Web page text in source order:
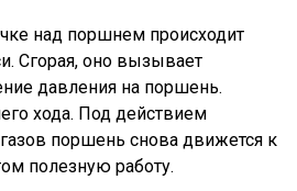
над поршнем происходит
Сгорая, оно вызывает
давления на поршень.
хода. Под действием
поршень снова движется к
полезную работу.